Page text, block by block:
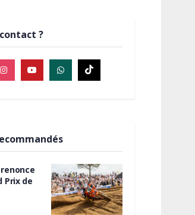
?
Prix de